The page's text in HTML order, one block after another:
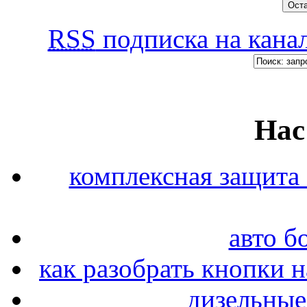
RSS подписка на
комплексная
авто
как разобрать кнопки